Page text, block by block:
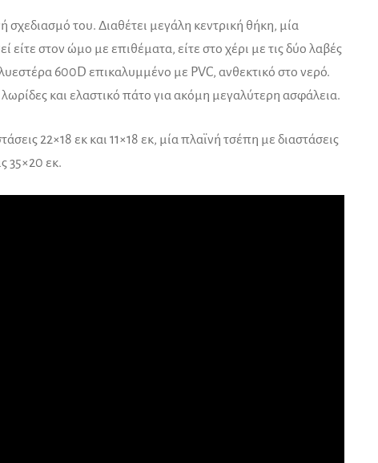
του. Διαθέτει μεγάλη κεντρική θήκη, μία
στον ώμο με επιθέματα, είτε στο χέρι με τις δύο λαβές
600D επικαλυμμένο με PVC, ανθεκτικό στο νερό.
και ελαστικό πάτο για ακόμη μεγαλύτερη ασφάλεια.
22×18 εκ και 11×18 εκ, μία πλαϊνή τσέπη με διαστάσεις
35×20 εκ.